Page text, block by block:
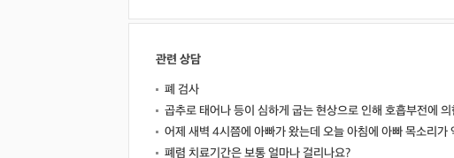
관련 상담
폐 검사
곱추로 태어나 등이 심하게 굽는 현상으로 인해 호흡부전에
어제 새벽 4시쯤에 아빠가 왔는데 오늘 아침에 아빠 목소리가
폐렴 치료기간은 보통 얼마나 걸리나요?